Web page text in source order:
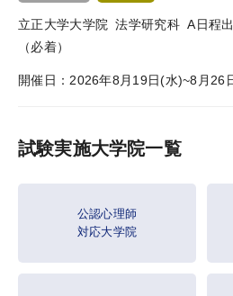
WEB申込後のお支払方法
窓口申込
お申込後の流れ
教材発送／
申込・受講（サポート）期限
立正大学大学院 法学研究科 A日程
（必着）
開催日：2026年8月19日(水)~8月
試験実施大学院一覧
公認心理師
対応大学院